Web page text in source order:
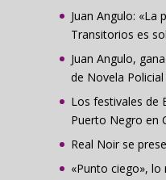
Juan Angulo: «La
Transitorios es
Juan Angulo,
de Novela Policial
Los festivales de
Puerto Negro en
Real Noir se
«Punto ciego», lo